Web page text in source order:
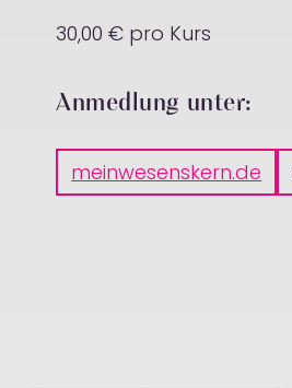
30,00 € pro Kurs
Anmedlung unter:
meinwesenskern.de